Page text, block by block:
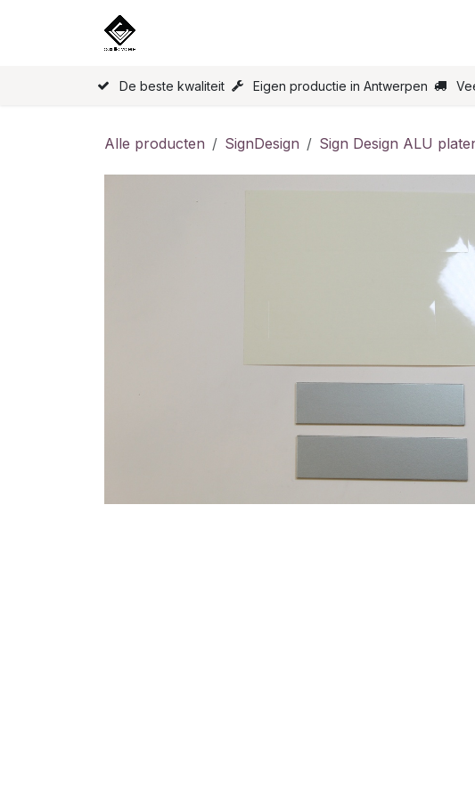
De beste kwaliteit Eigen productie in Antwerpen
Alle producten SignDesign Sign Design ALU